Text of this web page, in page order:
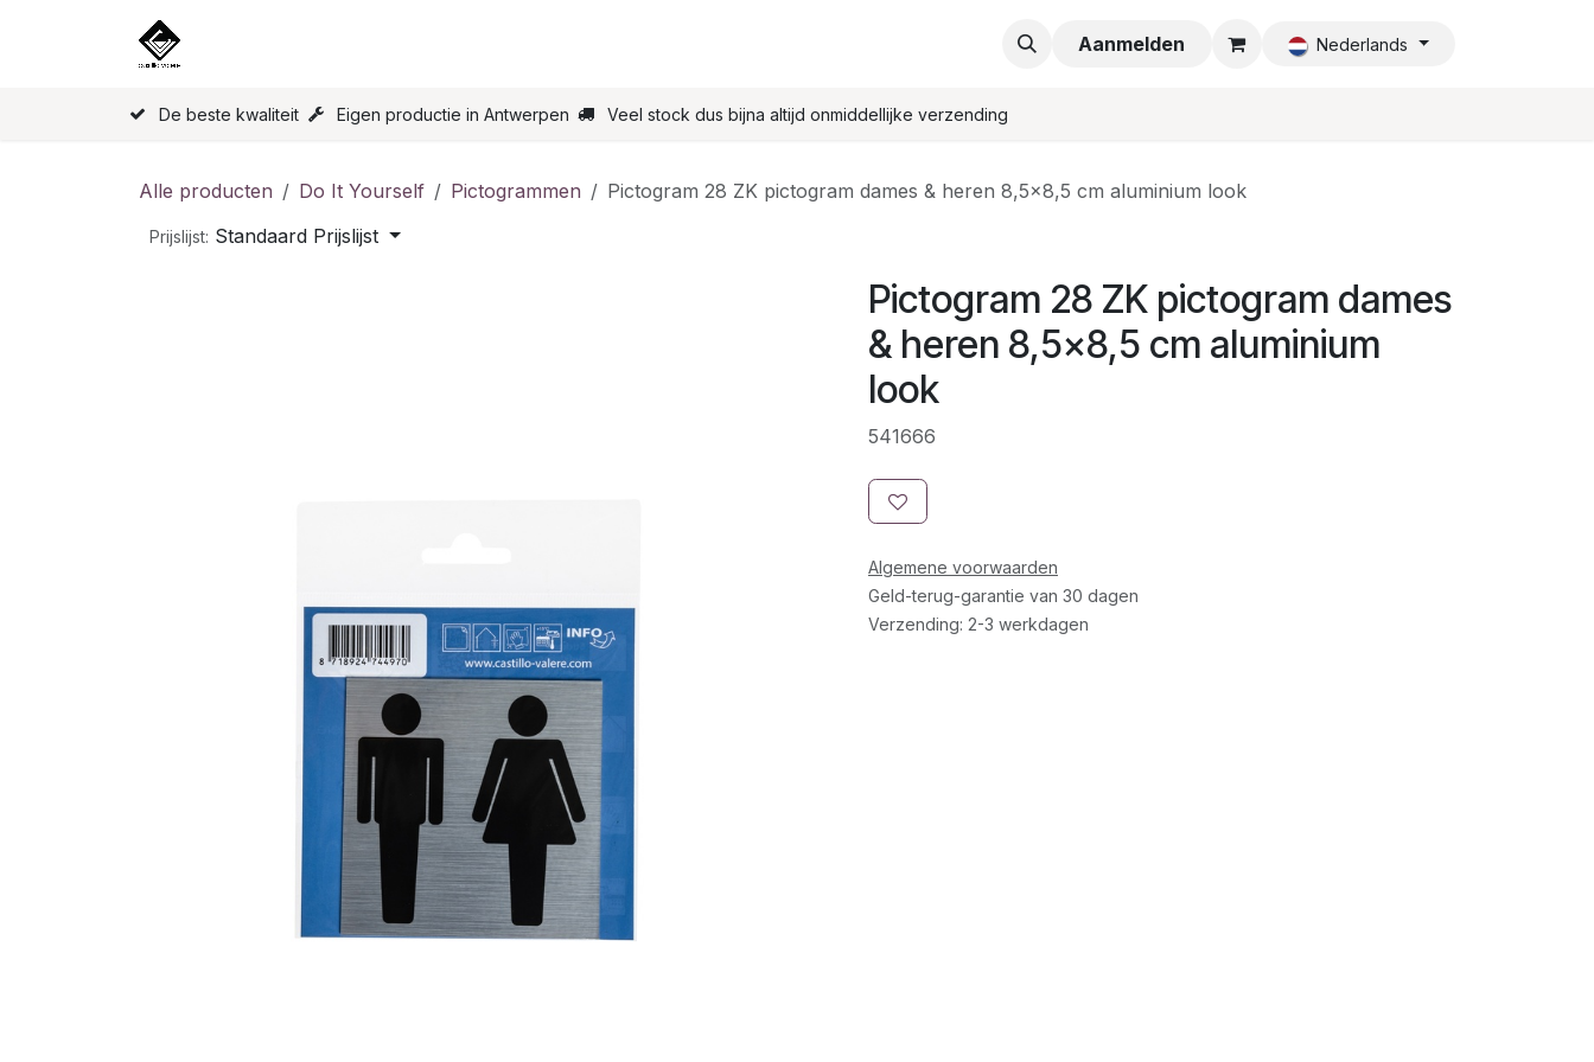
Startpagina Aanmelden Nederlands
De beste kwaliteit Eigen productie in Antwerpen Veel stock dus bijna altijd onmiddellijke verzending
Alle producten Do It Yourself Pictogrammen Pictogram 28 ZK pictogram dames & heren 8,5x8,5 cm aluminium look
Prijslijst: Standaard Prijslijst
Pictogram 28 ZK pictogram dames
& heren 8,5x8,5 cm aluminium
look
541666
Algemene voorwaarden
Geld-terug-garantie van 30 dagen
Verzending: 2-3 werkdagen